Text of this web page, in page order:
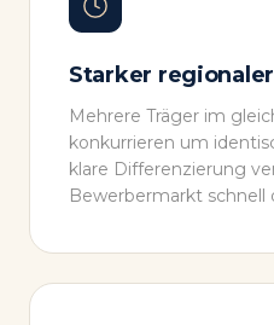
Starker
Mehrere Träger im
konkurrieren um
klare Differenzierung
Bewerbermarkt schnell